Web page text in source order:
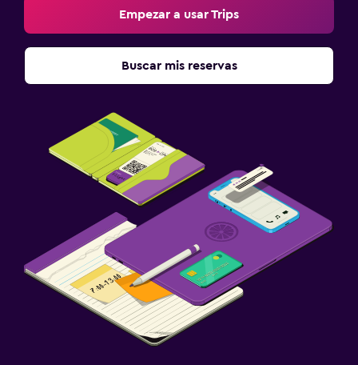
Empezar a usar Trips
Buscar mis reservas